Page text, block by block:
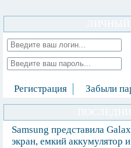
Регистрация Забыли
Samsung представила
экран, емкий аккумулятор